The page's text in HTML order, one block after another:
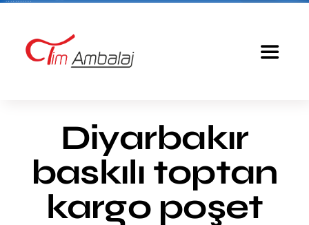
content
Toggle
Baskılı Poşet
Ürünlerimiz
Diyarbakır
baskılı toptan
kargo poşet